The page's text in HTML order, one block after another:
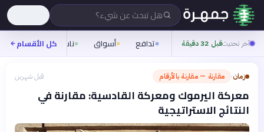
هل تبحث عن شيء؟
آخر تحديثقبل 32 دقيقة تدافع أسواق ناس روح
كل الأقسام
زمان› مقارنة — مقارنة بالأرقام قبل شهرين
معركة اليرموك ومعركة القادسية: مقارنة في
النتائج الاستراتيجية